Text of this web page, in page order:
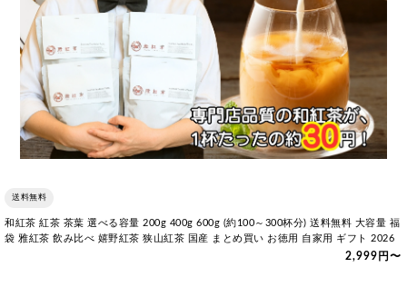
送料無料
和紅茶 紅茶 茶葉 選べる容量 200g 400g 600g (約100～300杯分) 送料無料 大容量 福
袋 雅紅茶 飲み比べ 嬉野紅茶 狭山紅茶 国産 まとめ買い お徳用 自家用 ギフト 2026
2,999円〜